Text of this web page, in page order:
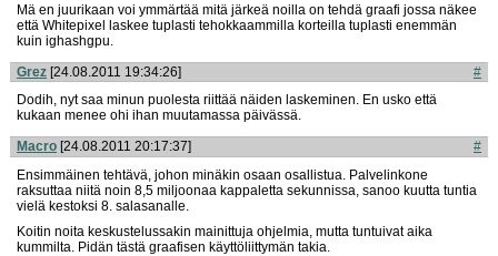
Mä en juurikaan voi ymmärtää mitä järkeä noilla on tehdä graafi jossa näkee
että Whitepixel laskee tuplasti tehokkaammilla korteilla tuplasti enemmän
kuin ighashgpu.
Grez [24.08.2011 19:34:26]
#
Dodih, nyt saa minun puolesta riittää näiden laskeminen. En usko että
kukaan menee ohi ihan muutamassa päivässä.
Macro [24.08.2011 20:17:37]
#
Ensimmäinen tehtävä, johon minäkin osaan osallistua. Palvelinkone
raksuttaa niitä noin 8,5 miljoonaa kappaletta sekunnissa, sanoo kuutta tuntia
vielä kestoksi 8. salasanalle.
Koitin noita keskustelussakin mainittuja ohjelmia, mutta tuntuivat aika
kummilta. Pidän tästä graafisen käyttöliittymän takia.